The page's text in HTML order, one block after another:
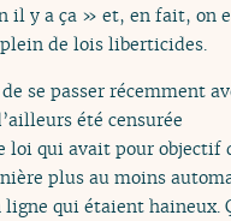
y a ça » et, en fait, on
de lois liberticides.
se passer récemment
été censurée
loi qui avait pour objectif
plus au moins
ligne qui étaient haineux.